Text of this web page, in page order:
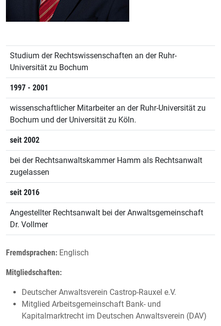
Studium der Rechtswissenschaften an der Ruhr-
Universität zu Bochum
1997 - 2001
wissenschaftlicher Mitarbeiter an der Ruhr-Universität zu
Bochum und der Universität zu Köln.
seit 2002
bei der Rechtsanwaltskammer Hamm als Rechtsanwalt
zugelassen
seit 2016
Angestellter Rechtsanwalt bei der Anwaltsgemeinschaft
Dr. Vollmer
Fremdsprachen: Englisch
Mitgliedschaften:
Deutscher Anwaltsverein Castrop-Rauxel e.V.
Mitglied Arbeitsgemeinschaft Bank- und
Kapitalmarktrecht im Deutschen Anwaltsverein (DAV)